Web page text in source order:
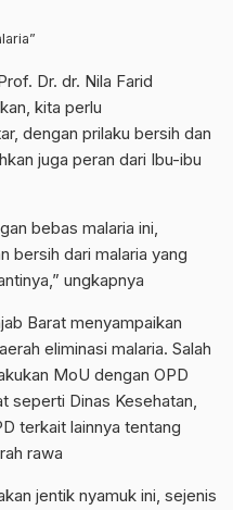
Dr. dr. Nila Farid
kita perlu
dengan prilaku bersih dan
juga peran dari Ibu-ibu
bebas malaria ini,
bersih dari malaria yang
ungkapnya
Barat menyampaikan
eliminasi malaria. Salah
MoU dengan OPD
seperti Dinas Kesehatan,
terkait lainnya tentang
rawa
jentik nyamuk ini, sejenis